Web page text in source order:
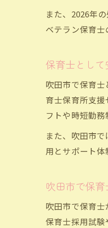
また、2026年
ベテラン保育
保育士とし
吹田市で保育
育士保育所支
フトや時短勤
また、吹田市
用とサポート
吹田市で保
吹田市で保育
保育士採用試験